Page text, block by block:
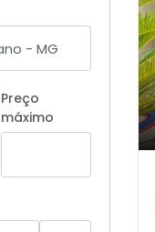
Preço
máximo